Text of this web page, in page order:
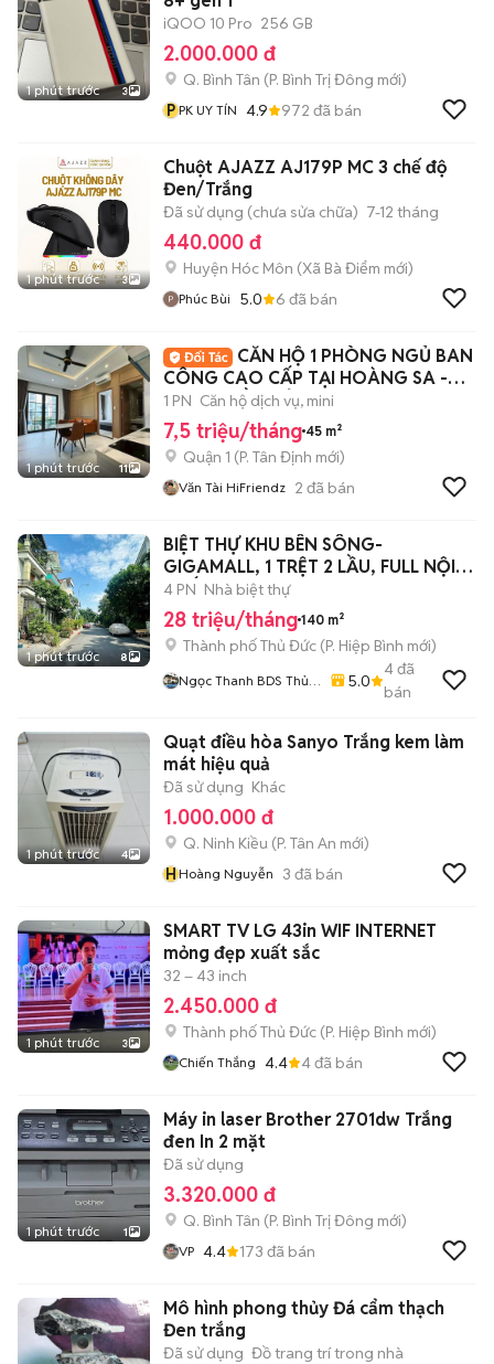
1 phút trước 3
iQOO 10 Pro 256 GB
2.000.000 đ
Q. Bình Tân (P. Bình Trị Đông mới)
P PK UY TÍN 4.9 972 đã bán
1 phút trước 3
Chuột AJAZZ AJ179P MC 3 chế độ
Đen/Trắng
Đã sử dụng (chưa sửa chữa) 7-12 tháng
440.000 đ
Huyện Hóc Môn (Xã Bà Điểm mới)
Phúc Bùi 5.0 6 đã bán
1 phút trước 11
CĂN HỘ 1 PHÒNG NGỦ BAN
CÔNG CAO CẤP TẠI HOÀNG SA -
QUẬN 1 ĐẦY ĐỦ NT
1 PN Căn hộ dịch vụ, mini
7,5 triệu/tháng 45 m²
Quận 1 (P. Tân Định mới)
Văn Tài HiFriendz 2 đã bán
1 phút trước 8
BIỆT THỰ KHU BÊN SÔNG-
GIGAMALL, 1 TRỆT 2 LẦU, FULL NỘI
THẤT, 28TR.
4 PN Nhà biệt thự
28 triệu/tháng 140 m²
Thành phố Thủ Đức (P. Hiệp Bình mới)
Ngọc Thanh BDS Thủ
5.0
4đã
bán
1 phút trước 4
Quạt điều hòa Sanyo Trắng kem làm
mát hiệu quả
Đã sử dụng Khác
1.000.000 đ
Q. Ninh Kiều (P. Tân An mới)
HHoàng Nguyễn 3 đã bán
1 phút trước 3
SMART TV LG 43in WIF INTERNET
mỏng đẹp xuất sắc
32 – 43 inch
2.450.000 đ
Thành phố Thủ Đức (P. Hiệp Bình mới)
Chiến Thắng 4.4 4đã bán
1 phút trước 1
Máy in laser Brother 2701dw Trắng
đen In 2 mặt
Đã sử dụng
3.320.000 đ
Q. Bình Tân (P. Bình Trị Đông mới)
VP 4.4 173 đã bán
Mô hình phong thủy Đá cẩm thạch
Đen trắng
Đã sử dụng Đồ trang trí trong nhà